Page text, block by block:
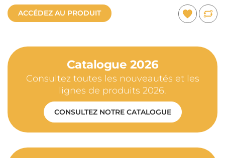
ACCÉDEZ AU PRODUIT
Catalogue 2026
Consultez toutes les nouveautés et les
lignes de produits 2026.
CONSULTEZ NOTRE CATALOGUE